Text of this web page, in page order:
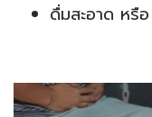
ดื่มสะอาด หรื